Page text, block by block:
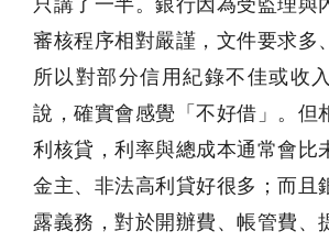
審核程序相對嚴謹，文件要求多
所以對部分信用紀錄不佳或收
說，確實會感覺「不好借」。但
利核貸，利率與總成本通常會比
金主、非法高利貸好很多；而且
露義務，對於開辦費、帳管費、